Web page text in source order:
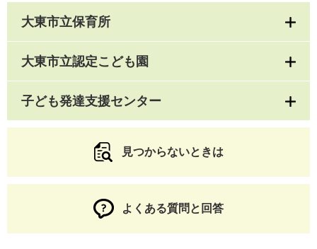
大東市立保育所
大東市立認定こども園
子ども発達支援センター
見つからないときは
よくある質問と回答